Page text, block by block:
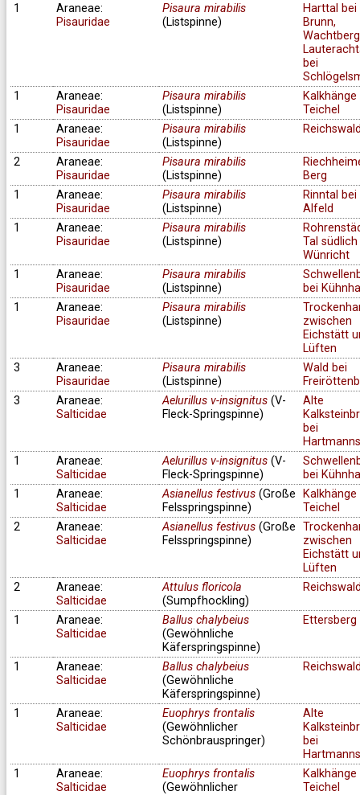
1
Araneae:
Pisauridae
Pisaura mirabilis
(Listspinne)
Harttal bei
Brunn,
bei
1
Araneae:
Pisauridae
Pisaura mirabilis
(Listspinne)
Kalkhänge
Teichel
1
Araneae:
Pisauridae
Pisaura mirabilis
(Listspinne)
2
Araneae:
Pisauridae
Pisaura mirabilis
(Listspinne)
Berg
1
Araneae:
Pisauridae
Pisaura mirabilis
(Listspinne)
Rinntal bei
Alfeld
1
Araneae:
Pisauridae
Pisaura mirabilis
(Listspinne)
Tal
Wünricht
1
Araneae:
Pisauridae
Pisaura mirabilis
(Listspinne)
bei
1
Araneae:
Pisauridae
Pisaura mirabilis
(Listspinne)
zwischen
Eichstätt
Lüften
3
Araneae:
Pisauridae
Pisaura mirabilis
(Listspinne)
Wald bei
3
Araneae:
Salticidae
Aelurillus v-insignitus(V-
Fleck-Springspinne)
Alte
bei
1
Araneae:
Salticidae
Aelurillus v-insignitus(V-
Fleck-Springspinne)
bei
1
Araneae:
Salticidae
Asianellus festivus(Große
Felsspringspinne)
Kalkhänge
Teichel
2
Araneae:
Salticidae
Asianellus festivus(Große
Felsspringspinne)
zwischen
Eichstätt
Lüften
2
Araneae:
Salticidae
Attulus floricola
(Sumpfhockling)
1
Araneae:
Salticidae
Ballus chalybeius
(Gewöhnliche
Käferspringspinne)
Ettersberg
1
Araneae:
Salticidae
Ballus chalybeius
(Gewöhnliche
Käferspringspinne)
1
Araneae:
Salticidae
Euophrys frontalis
(Gewöhnlicher
Schönbrauspringer)
Alte
bei
1
Araneae:
Salticidae
Euophrys frontalis
(Gewöhnlicher
Kalkhänge
Teichel